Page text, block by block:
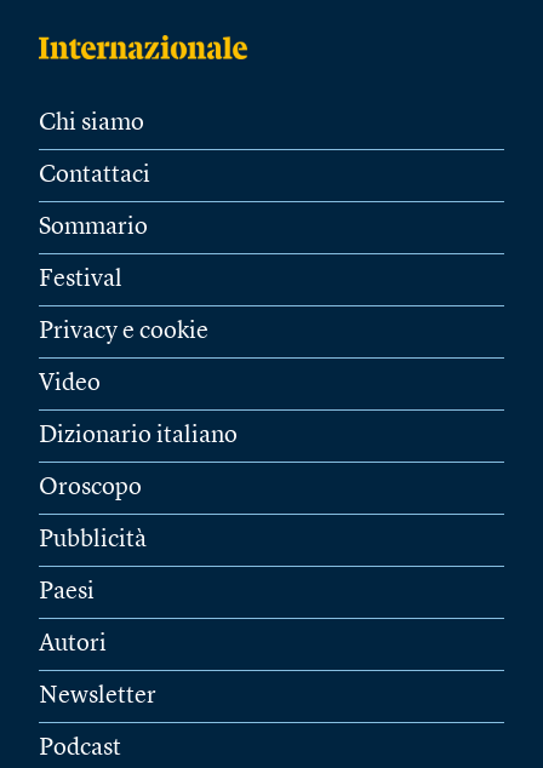
Chi siamo
Contattaci
Sommario
Festival
Privacy e cookie
Video
Dizionario italiano
Oroscopo
Pubblicità
Paesi
Autori
Newsletter
Podcast